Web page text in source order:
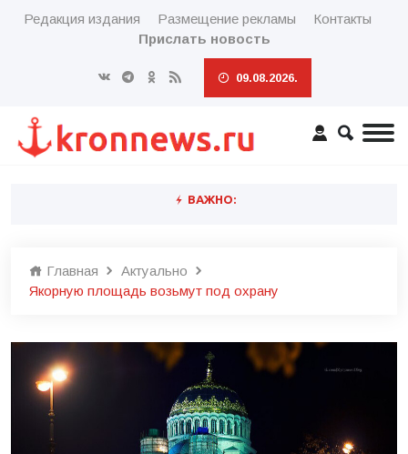
Редакция издания Размещение рекламы
Контакты
Прислать новость
09.08.2026.
ВАЖНО:
Главная
Актуально
Якорную площадь возьмут под охрану